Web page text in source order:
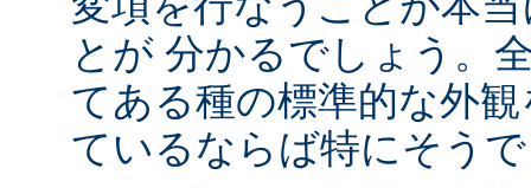
とが 分かるでしょう。
てある種の標準的な外
ているならば特にそう